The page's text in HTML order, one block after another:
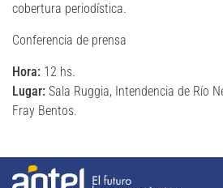
cobertura periodística.
Conferencia de prensa
Hora: 12 hs.
Lugar: Sala Ruggia, Intendencia de Río
Fray Bentos.